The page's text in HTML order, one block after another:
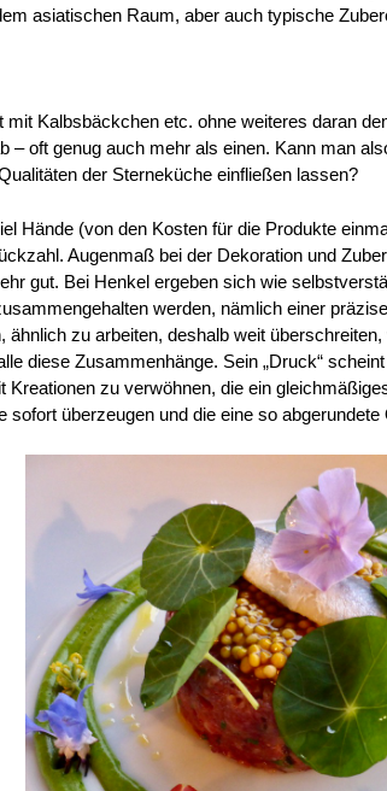
asiatischen Raum, aber auch typische
Kalbsbäckchen etc. ohne weiteres daran
oft genug auch mehr als einen. Kann man
der Sterneküche einfließen lassen?
Hände (von den Kosten für die Produkte
Augenmaß bei der Dekoration und
gut. Bei Henkel ergeben sich wie
werden, nämlich einer
zu arbeiten, deshalb weit überschreiten,
diese Zusammenhänge. Sein „Druck“
zu verwöhnen, die ein
überzeugen und die eine so abgerundete